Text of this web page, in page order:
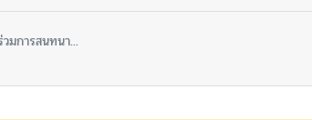
317
วมการสนทนา...